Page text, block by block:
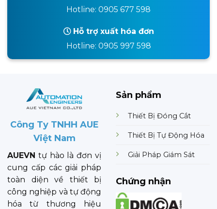
Hotline: 0905 677 598
Hỗ trợ xuất hóa đơn
Hotline: 0905 997 598
Công Ty TNHH AUE
Việt Nam
AUEVN tự hào là đơn vị
cung cấp các giải pháp
toàn diện về thiết bị
công nghiệp và tự động
hóa từ thương hiệu
Sản phẩm
Thiết Bị Đóng Cắt
Thiết Bị Tự Động Hóa
Giải Pháp Giám Sát
Chứng nhận